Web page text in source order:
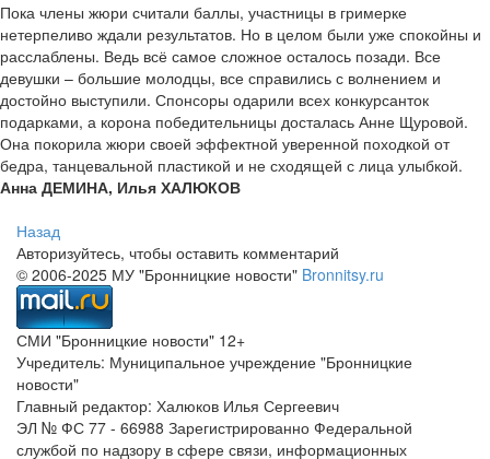
Пока члены жюри считали баллы, участницы в гримерке
нетерпеливо ждали результатов. Но в целом были уже спокойны и
расслаблены. Ведь всё самое сложное осталось позади. Все
девушки – большие молодцы, все справились с волнением и
достойно выступили. Спонсоры одарили всех конкурсанток
подарками, а корона победительницы досталась Анне Щуровой.
Она покорила жюри своей эффектной уверенной походкой от
бедра, танцевальной пластикой и не сходящей с лица улыбкой.
Анна ДЕМИНА, Илья ХАЛЮКОВ
Назад
Авторизуйтесь, чтобы оставить комментарий
© 2006-2025 МУ "Бронницкие новости" Bronnitsy.ru
СМИ "Бронницкие новости" 12+
Учредитель: Муниципальное учреждение "Бронницкие
новости"
Главный редактор: Халюков Илья Сергеевич
ЭЛ № ФС 77 - 66988 Зарегистрированно Федеральной
службой по надзору в сфере связи, информационных